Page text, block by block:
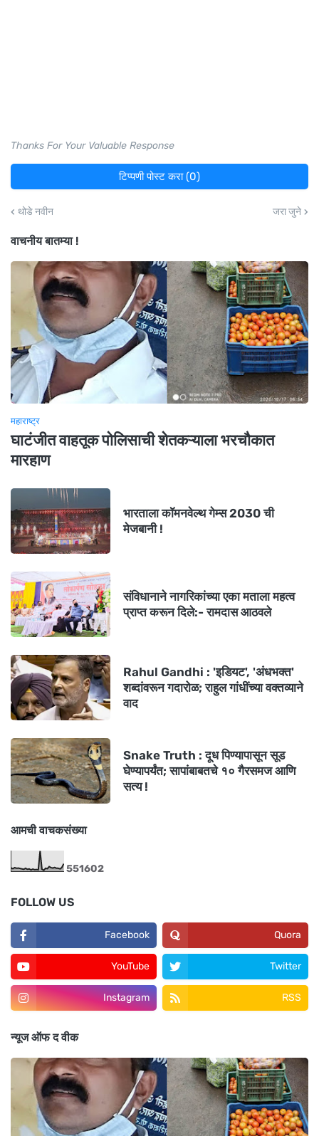
Thanks For Your Valuable Response
टिप्पणी पोस्ट करा (0)
थोडे नवीन जरा जुने
वाचनीय बातम्या !
महाराष्ट्र
घाटंजीत वाहतूक पोलिसाची शेतकऱ्याला भरचौकात
मारहाण
भारताला कॉमनवेल्थ गेम्स 2030 ची
मेजबानी !
संविधानाने नागरिकांच्या एका मताला महत्व
प्राप्त करून दिले:- रामदास आठवले
Rahul Gandhi : 'इडियट', 'अंधभक्त'
शब्दांवरून गदारोळ; राहुल गांधींच्या वक्तव्याने
वाद
Snake Truth : दूध पिण्यापासून सूड
घेण्यापर्यंत; सापांबाबतचे १० गैरसमज आणि
सत्य !
आमची वाचकसंख्या
551602
FOLLOW US
Facebook Quora
YouTube Twitter
Instagram RSS
न्यूज ऑफ द वीक